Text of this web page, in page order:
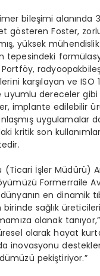
bileşimi alanında
gösteren Foster,
, yüksek
tepesindeki
Portföy,radyoopak
karşılayan ve ISO
uyumlu dereceler gibi
implante edilebilir
uygulamalar
kritik son
(Ticari İşler Müdürü)
yümüzü Formerraile
en dinamik
birinde sağlık
olanak
olarak hayat
inovasyonu
pekiştiriyor.”